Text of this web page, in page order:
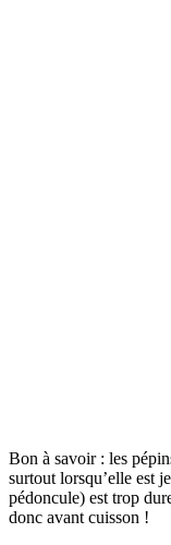
Bon à savoir : les
surtout lorsqu’elle est
pédoncule) est trop
donc avant cuisson !